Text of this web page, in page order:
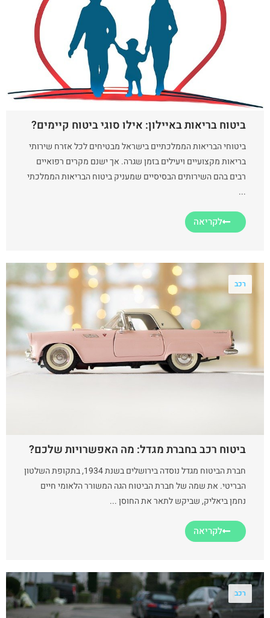
ביטוח בריאות באיילון: אילו סוגי ביטוח קיימים?
ביטוחי הבריאות הממלכתיים בישראל מבטיחים לכל אזרח שירותי
בריאות מקצועיים ויעילים בזמן שגרה. אך ישנם מקרים רפואיים
רבים בהם השירותים הבסיסיים שמעניק ביטוח הבריאות הממלכתי
...
לקריאה
רכב
ביטוח רכב בחברת מגדל: מה האפשרויות שלכם?
חברת הביטוח מגדל נוסדה בירושלים בשנת 1934, בתקופת השלטון
הבריטי. את שמה של חברת הביטוח הגה המשורר הלאומי חיים
נחמן ביאליק, שביקש לתאר את החוסן ...
לקריאה
רכב